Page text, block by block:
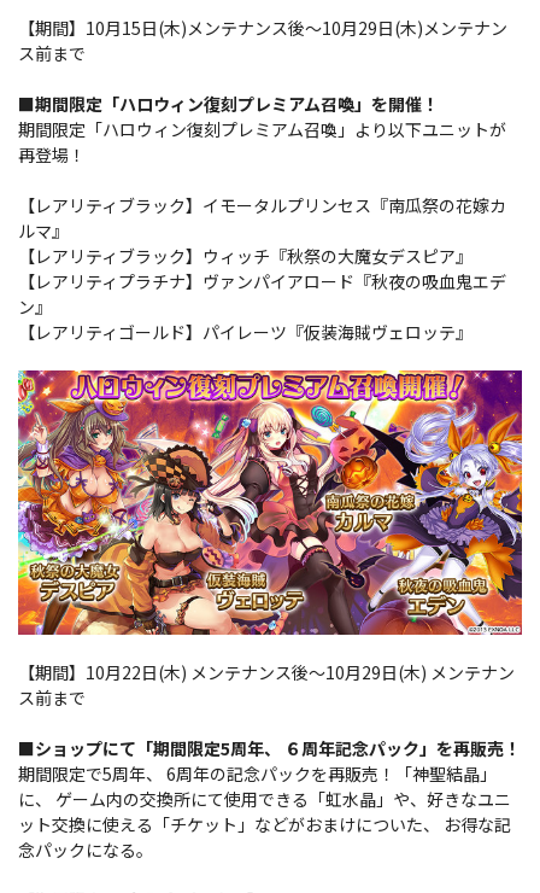
【期間】10月15日(木)メンテナンス後～10月29日(木)メンテナン
ス前まで
■期間限定「ハロウィン復刻プレミアム召喚」を開催！
期間限定「ハロウィン復刻プレミアム召喚」より以下ユニットが
再登場！
【レアリティブラック】イモータルプリンセス『南瓜祭の花嫁カ
ルマ』
【レアリティブラック】ウィッチ『秋祭の大魔女デスピア』
【レアリティプラチナ】ヴァンパイアロード『秋夜の吸血鬼エデ
ン』
【レアリティゴールド】パイレーツ『仮装海賊ヴェロッテ』
【期間】10月22日(木) メンテナンス後～10月29日(木) メンテナン
ス前まで
■ショップにて「期間限定5周年、 ６周年記念パック」を再販売！
期間限定で5周年、 6周年の記念パックを再販売！「神聖結晶」
に、 ゲーム内の交換所にて使用できる「虹水晶」や、好きなユニ
ット交換に使える「チケット」などがおまけについた、 お得な記
念パックになる。